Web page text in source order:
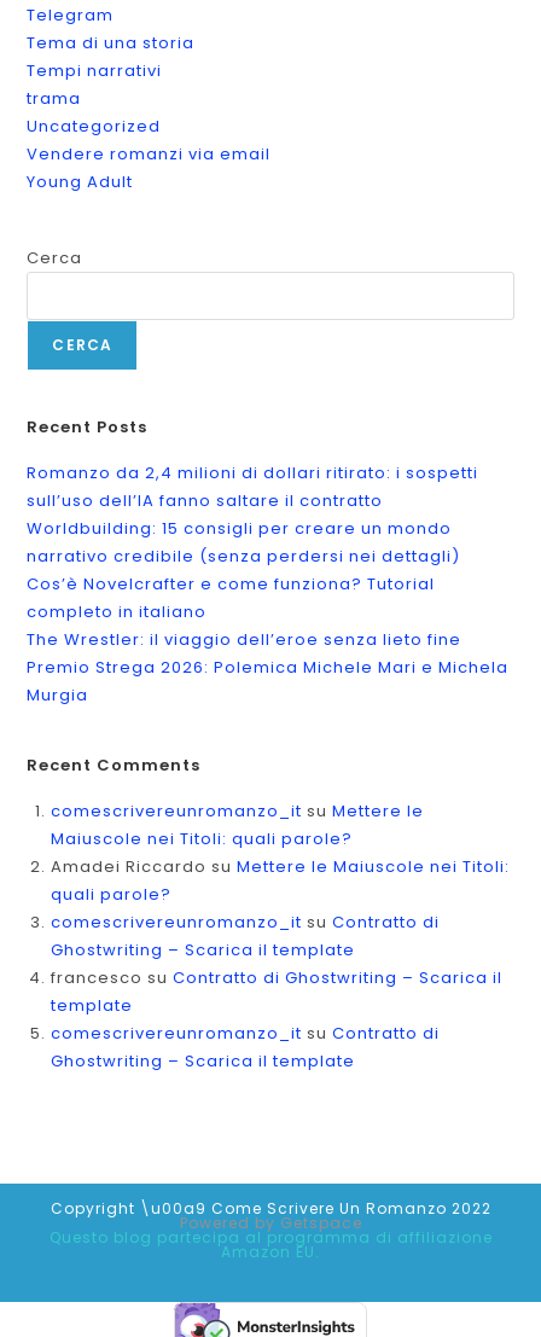
Telegram
Tema di una storia
Tempi narrativi
trama
Uncategorized
Vendere romanzi via email
Young Adult
Cerca
CERCA
Recent Posts
Romanzo da 2,4 milioni di dollari ritirato: i sospetti
sull’uso dell’IA fanno saltare il contratto
Worldbuilding: 15 consigli per creare un mondo
narrativo credibile (senza perdersi nei dettagli)
Cos’è Novelcrafter e come funziona? Tutorial
completo in italiano
The Wrestler: il viaggio dell’eroe senza lieto fine
Premio Strega 2026: Polemica Michele Mari e Michela
Murgia
Recent Comments
comescrivereunromanzo_it suMettere le
Maiuscole nei Titoli: quali parole?
Amadei Riccardo suMettere le Maiuscole nei Titoli:
quali parole?
comescrivereunromanzo_it suContratto di
Ghostwriting – Scarica il template
francesco suContratto di Ghostwriting – Scarica il
template
comescrivereunromanzo_it suContratto di
Ghostwriting – Scarica il template
Copyright \u00a9 Come Scrivere Un Romanzo 2022
Powered by Getspace
Questo blog partecipa al programma di affiliazione
Amazon EU.